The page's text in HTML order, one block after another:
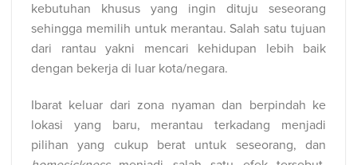
kebutuhan khusus yang ingin dituju seseorang
sehingga memilih untuk merantau. Salah satu tujuan
dari rantau yakni mencari kehidupan lebih baik
dengan bekerja di luar kota/negara.
Ibarat keluar dari zona nyaman dan berpindah ke
lokasi yang baru, merantau terkadang menjadi
pilihan yang cukup berat untuk seseorang, dan